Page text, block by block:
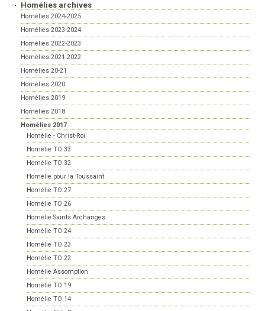
Homélies archives
Homélies 2024-2025
Homélies 2023-2024
Homélies 2022-2023
Homélies 2021-2022
Homélies 20-21
Homélies 2020
Homélies 2019
Homélies 2018
Homélies 2017
Homélie - Christ-Roi
Homélie TO 33
Homélie TO 32
Homélie pour la Toussaint
Homélie TO 27
Homélie TO 26
Homélie Saints Archanges
Homélie TO 24
Homélie TO 23
Homélie TO 22
Homélie Assomption
Homélie TO 19
Homélie TO 14